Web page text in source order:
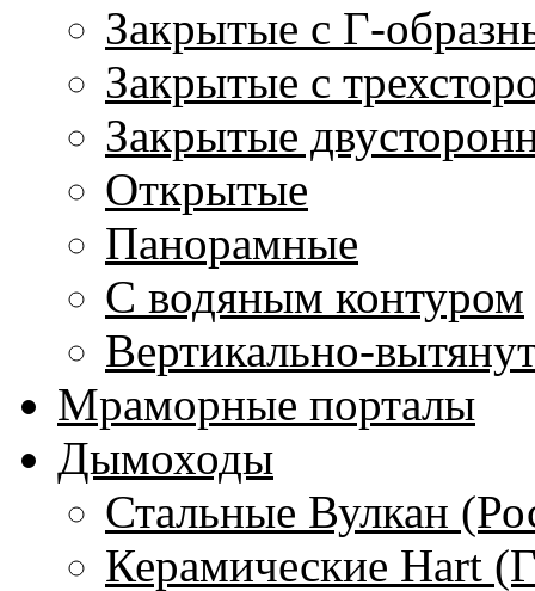
Закрытые с Г-
Закрытые с
Закрытые
Открытые
Панорамные
С водяным контуром
Вертикально-
Мраморные порталы
Дымоходы
Стальные Вулкан
Керамические Hart